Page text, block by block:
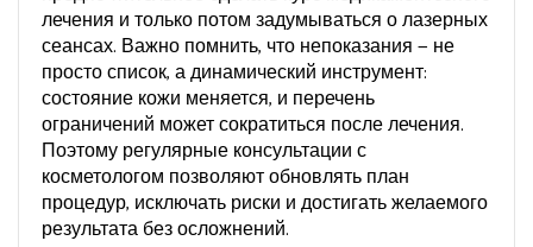
лечения и только потом задумываться о лазерных
сеансах. Важно помнить, что непоказания — не
просто список, а динамический инструмент:
состояние кожи меняется, и перечень
ограничений может сократиться после лечения.
Поэтому регулярные консультации с
косметологом позволяют обновлять план
процедур, исключать риски и достигать желаемого
результата без осложнений.